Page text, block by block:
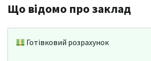
Що відомо про заклад
Готівковий розрахунок